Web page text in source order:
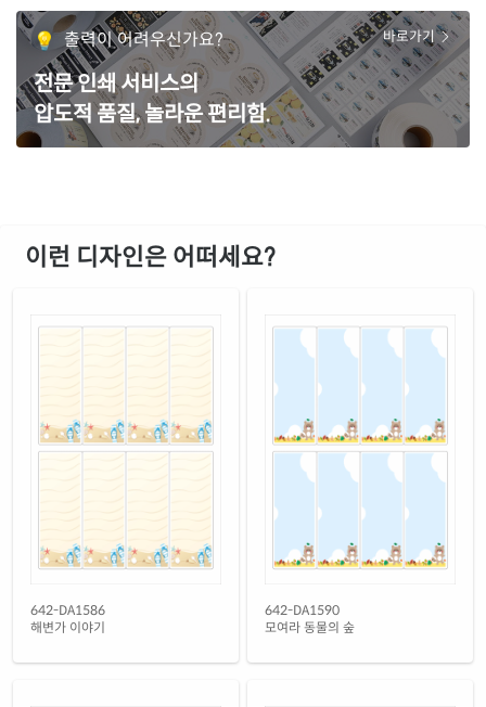
갈색 크라프트
CL642KR-DN072잉크젯, 레이저 겸용
재질 설명
흰색 모조 잉크젯
CJ642-DN072잉크젯 전용
재질 설명
CJ642LU-DN072
잉크젯 전용
재질 설명
흰색(50μm) 광택 방수 레이저
CL642WP-DN072
레이저 전용
재질 설명
흰색 무광 방수 시치미 레이저
RV642MP-DN072
레이저 전용
재질 설명
반투명 트레이싱 레이저
CL642HT-DN072
레이저 전용
출력이 어려우신가요?
전문 인쇄 서비스의
압도적 품질, 놀라운 편리함.
바로가기
이런 디자인은 어떠세요?
642-DA1586
해변가 이야기
642-DA1590
모여라 동물의 숲